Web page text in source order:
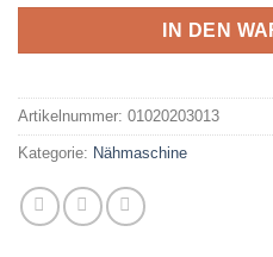
IN DEN
Artikelnummer: 01020203013
Kategorie: Nähmaschine